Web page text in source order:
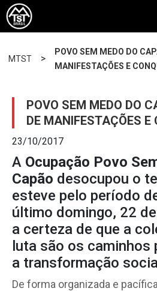
MTST >
POVO SEM MEDO DO
MANIFESTAÇÕES E
POVO SEM MEDO DO
DE MANIFESTAÇÕES E
23/10/2017
A Ocupação Povo
Capão desocupou o
esteve pelo período
último domingo, 22
a certeza de que a
luta são os caminhos
a transformação
De forma organizada e